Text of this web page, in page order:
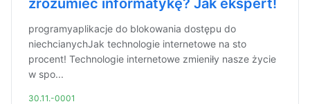
zrozumieć informatykę? Jak ekspert!
programyaplikacje do blokowania dostępu do
niechcianychJak technologie internetowe na sto
procent! Technologie internetowe zmieniły nasze życie
w spo...
30.11.-0001